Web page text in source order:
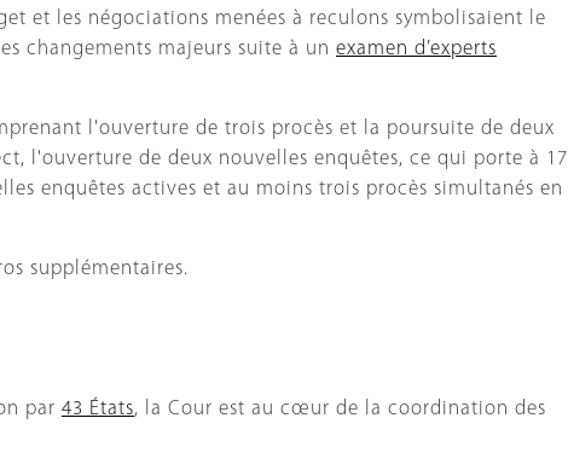
et les négociations menées à reculons symbolisaient le
changements majeurs suite à un examen d’experts
l'ouverture de trois procès et la poursuite de deux
l'ouverture de deux nouvelles enquêtes, ce qui porte à 17
enquêtes actives et au moins trois procès simultanés en
supplémentaires.
par 43 États, la Cour est au cœur de la coordination des